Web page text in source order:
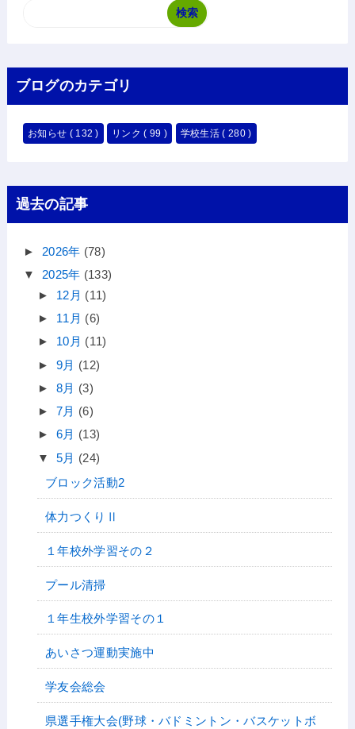
ブログのカテゴリ
お知らせ ( 132 ) リンク( 99 ) 学校生活( 280 )
過去の記事
► 2026年 (78)
▼ 2025年 (133)
► 12月 (11)
► 11月 (6)
► 10月 (11)
► 9月 (12)
► 8月 (3)
► 7月 (6)
► 6月 (13)
▼ 5月 (24)
ブロック活動2
体力つくりⅡ
１年校外学習その２
プール清掃
１年生校外学習その１
あいさつ運動実施中
学友会総会
県選手権大会(野球・バドミントン・バスケットボ